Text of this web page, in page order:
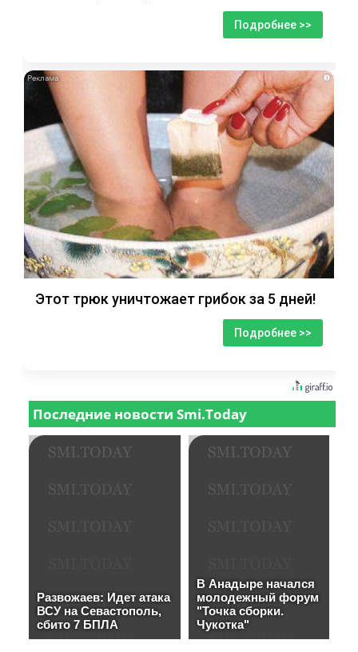
Подробнее >>
i
Этот трюк уничтожает грибок за 5 дней!
Подробнее >>